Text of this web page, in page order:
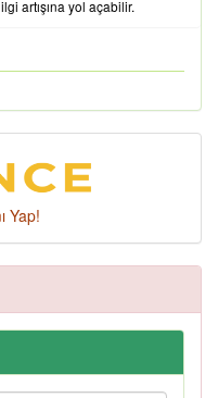
artışına yol açabilir.
Yap!